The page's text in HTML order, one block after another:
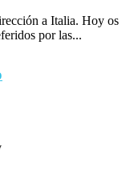
a Italia. Hoy os
por las...